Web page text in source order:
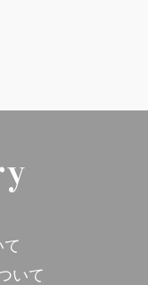
て
いて